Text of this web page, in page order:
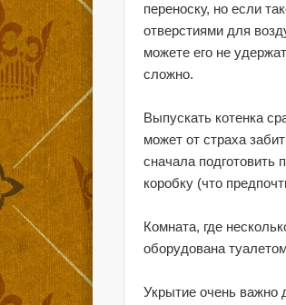
переноску, но если
отверстиями для
можете его не
сложно.
Выпускать котенка
может от страха
сначала подготовить
коробку (что
Комната, где
оборудована
Укрытие очень важно